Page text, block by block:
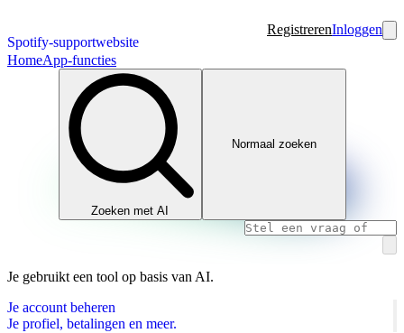
Spotify-supportwebsite
RegistrerenInloggen
HomeApp-functies
Zoeken met AI
Normaal zoeken
Je gebruikt een tool op basis van AI.
Je account beheren
Je profiel, betalingen en meer.